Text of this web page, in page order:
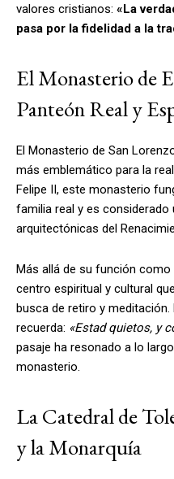
valores cristianos: «La
pasa por la fidelidad a la
El Monasterio de
Panteón Real y
El Monasterio de San
más emblemático para la
Felipe II, este monasterio
familia real y es considerado
arquitectónicas del
Más allá de su función como
centro espiritual y cultural
busca de retiro y meditación.
recuerda: «Estad quietos, y
pasaje ha resonado a lo
monasterio.
La Catedral de
y la Monarquía